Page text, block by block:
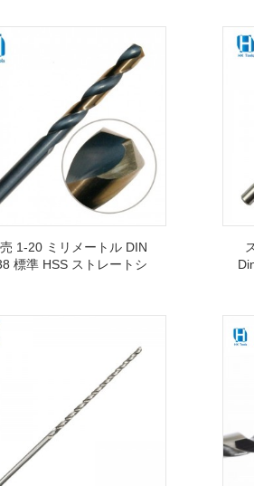
1-20 ミリメートル DIN
標準 HSS ストレートシ